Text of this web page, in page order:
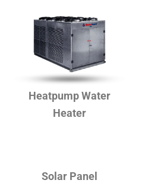
Heatpump Water
Heater
Solar Panel